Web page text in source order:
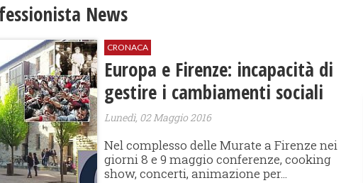
News
CRONACA
Europa e Firenze: incapacità di
gestire i cambiamenti sociali
Lunedì, 02 Maggio 2016
​Nel complesso delle Murate a Firenze nei
giorni 8 e 9 maggio conferenze, cooking
show, concerti, animazione per...